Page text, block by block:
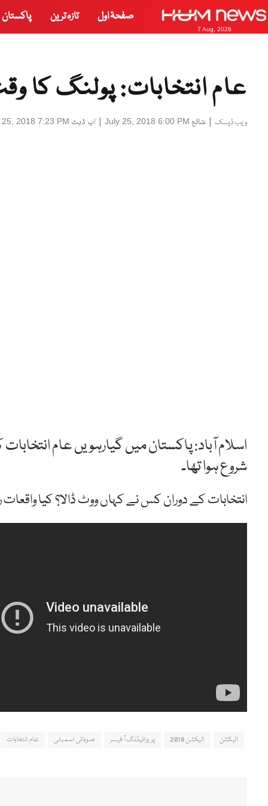
7 Aug, 2026
صفحۂ اول تازہ ترین پاکستان
عام انتخابات: پولنگ کا
ویب ڈیسک | شائع July 25, 2018 6:00 PM
| اپ ڈیٹ 25, 2018 7:23 PM
اسلام آباد: پاکستان میں گیارہویں عام
شروع ہوا تھا۔
انتخابات کے دوران کس نے کہاں ووٹ ڈالا؟ کیا واقعات
الیکشن الیکشن 2018 پریزائیڈنگ آفیسر صوبائی اسمبلی عام انتخابات